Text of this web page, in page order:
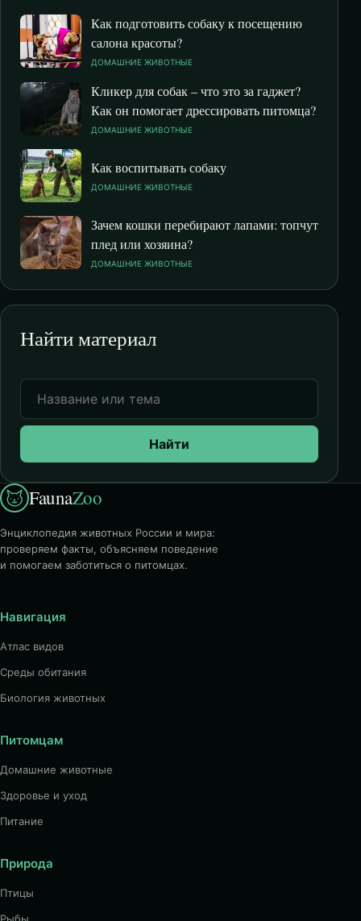
Как подготовить собаку к посещению
салона красоты?
ДОМАШНИЕ ЖИВОТНЫЕ
Кликер для собак – что это за гаджет?
Как он помогает дрессировать питомца?
ДОМАШНИЕ ЖИВОТНЫЕ
Как воспитывать собаку
ДОМАШНИЕ ЖИВОТНЫЕ
Зачем кошки перебирают лапами: топчут
плед или хозяина?
ДОМАШНИЕ ЖИВОТНЫЕ
Найти материал
Найти
FaunaZoo
Энциклопедия животных России и мира:
проверяем факты, объясняем поведение
и помогаем заботиться о питомцах.
Навигация
Атлас видов
Среды обитания
Биология животных
Питомцам
Домашние животные
Здоровье и уход
Питание
Природа
Птицы
Рыбы